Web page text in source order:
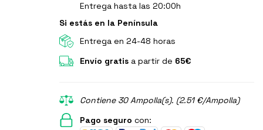
Entrega hasta las 20:00h
Si estás en la Península
Entrega en 24-48 horas
Envío gratis a partir de 65€
Contiene 30 Ampolla(s). (2.51 €/Ampolla)
Pago seguro con: